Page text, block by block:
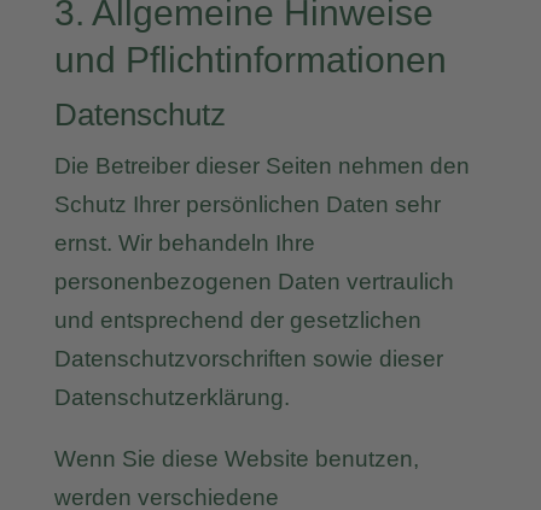
3. Allgemeine Hinweise
und Pflichtinformationen
Datenschutz
Die Betreiber dieser Seiten nehmen den
Schutz Ihrer persönlichen Daten sehr
ernst. Wir behandeln Ihre
personenbezogenen Daten vertraulich
und entsprechend der gesetzlichen
Datenschutzvorschriften sowie dieser
Datenschutzerklärung.
Wenn Sie diese Website benutzen,
werden verschiedene